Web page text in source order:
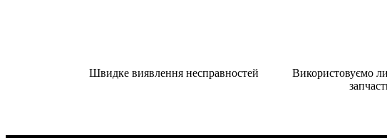
Швидке виявлення несправностей
Використовуємо